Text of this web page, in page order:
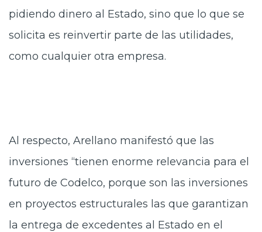
pidiendo dinero al Estado, sino que lo que se
solicita es reinvertir parte de las utilidades,
como cualquier otra empresa.
Al respecto, Arellano manifestó que las
inversiones “tienen enorme relevancia para el
futuro de Codelco, porque son las inversiones
en proyectos estructurales las que garantizan
la entrega de excedentes al Estado en el